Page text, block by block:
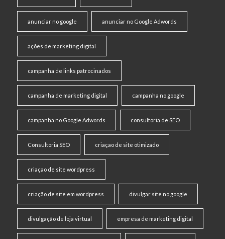
anunciar no google anunciar no Google Adwords
ações de marketing digital
campanha de links patrocinados
campanha de marketing digital campanha no google
campanha no Google Adwords consultoria de SEO
Consultoria SEO criaçao de site otimizado
criaçao de site wordpress
criação de site em wordpress divulgar site no google
divulgação de loja virtual empresa de marketing digital